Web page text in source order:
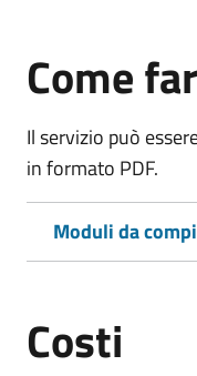
Come
Il servizio può
in formato PDF.
Moduli da
Costi